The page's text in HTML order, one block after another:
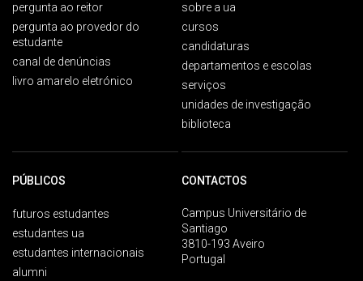
pergunta ao reitor
pergunta ao provedor do
estudante
canal de denúncias
livro amarelo eletrónico
sobre a ua
cursos
candidaturas
departamentos e escolas
serviços
unidades de investigação
biblioteca
PÚBLICOS
futuros estudantes
estudantes ua
estudantes internacionais
alumni
CONTACTOS
Campus Universitário de
Santiago
3810-193 Aveiro
Portugal